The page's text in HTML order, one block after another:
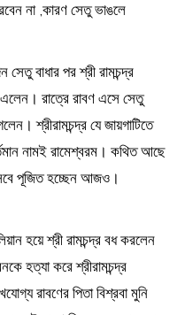
না ,কারণ সেতু ভাঙলে
বাধার পর শ্রী রামচন্দ্র
রাত্রে রাবণ এসে সেতু
শ্রীরামচন্দ্র যে জায়গাটিতে
নামই রামেশ্বরম। কথিত আছে
পূজিত হচ্ছেন আজও।
হয়ে শ্রী রামচন্দ্র বধ করলেন
হত্যা করে শ্রীরামচন্দ্র
রাবণের পিতা বিশ্রবা মুনি